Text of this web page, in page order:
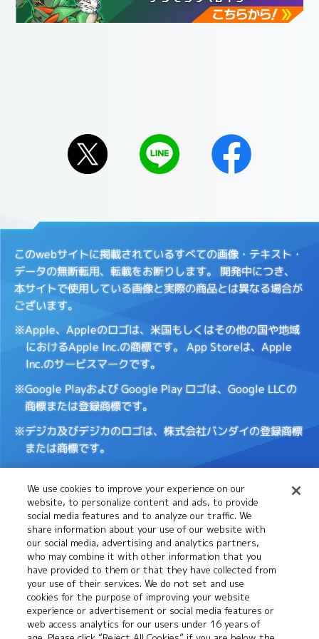
このwebサイトに掲載されているすべての画像・テキスト・
データの無断転用、転載をお断りします。 開発中につき、
本サイトで使用している画像と実際の商品とは異なる場合が
ございます。
※Apple、Appleのロゴは、米国もしくはその他の国や地域
におけるApple Inc.の商標です。 App Storeは、Apple
Inc.のサービスマークです。
※Google Playおよび Google Play ロゴは、Google LLCの
商標または登録商標です。
※デジカ及びデジカのロゴは、株式会社バンダイの登録商標
または商標です。
推奨環境について Cookies
Settings
プライバシーポリシー プライバシーノーティス
お問い合わせ
We use cookies to improve your experience on our
website, to personalize content and ads, to provide
social media features and to analyze our traffic. We
share information about your use of our website with
our social media, advertising and analytics partners,
who may combine it with other information that you
have provided to them or that they have collected from
your use of their services. We do not set and use
cookies for the purpose of improving your website
experience or advertisement or social media features or
web access analytics for our users under 16 years of